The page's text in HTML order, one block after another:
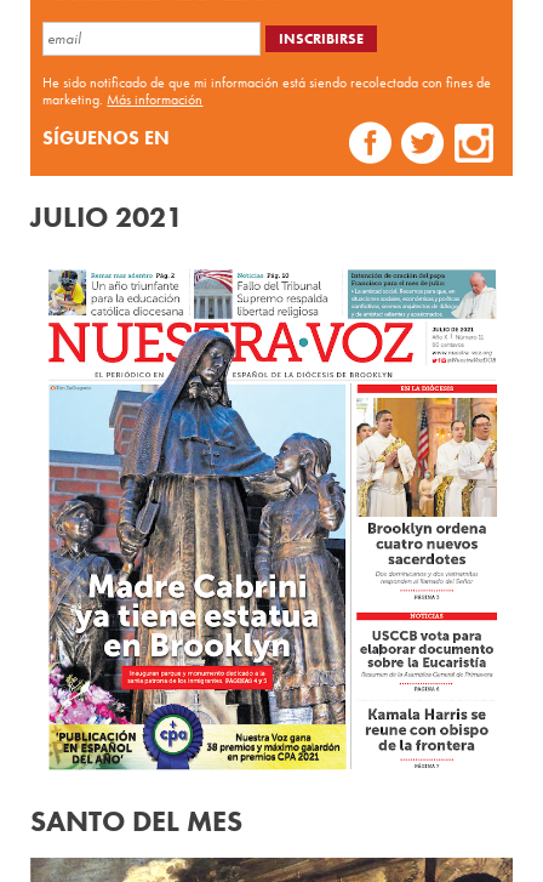
He sido notificado de que mi información está siendo recolectada con fines de
marketing.Más información
SÍGUENOS EN
JULIO 2021
SANTO DEL MES